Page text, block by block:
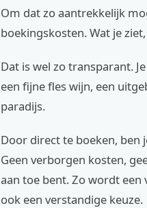
Om dat zo aantrekkelijk
boekingskosten. Wat je
Dat is wel zo transparant.
een fijne fles wijn, een
paradijs.
Door direct te boeken, ben
Geen verborgen kosten,
aan toe bent. Zo wordt een
ook een verstandige keuze.